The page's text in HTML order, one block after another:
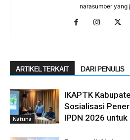
narasumber yang
ARTIKEL TERKAIT DARI PENULIS
Natuna
IKAPTK
Sosialisasi
IPDN 2026